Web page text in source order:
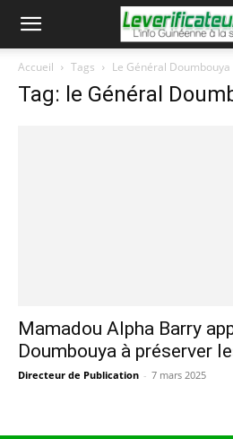
Accueil Tags Le Général Doumbouya
Tag: le Général
Mamadou Alpha Barry
Doumbouya à préserver
Directeur de Publication - 7 mars 2025